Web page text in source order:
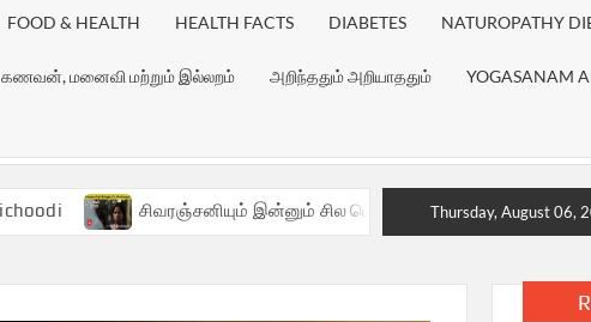
FOOD & HEALTH HEALTH FACTS DIABETES NATUROPATHY
கணவன், மனைவி மற்றும் இல்லறம் அறிந்ததும் அறியாததும் YOGASANAM
சிவரஞ்சனியும் இன்னும் சில பெண்களும் படம் விமர்சனம் | Sivaranjiniyum
Thursday, August 06,